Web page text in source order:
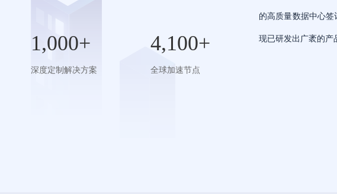
1,000+
深度定制解决方案
4,100+
全球加速节点
的高质量数据中心
现已研发出广袤的产